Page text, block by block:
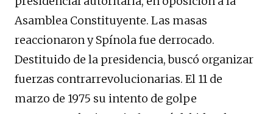
Asamblea Constituyente. Las masas
reaccionaron y Spínola fue derrocado.
Destituido de la presidencia, buscó organizar
fuerzas contrarrevolucionarias. El 11 de
marzo de 1975 su intento de golpe